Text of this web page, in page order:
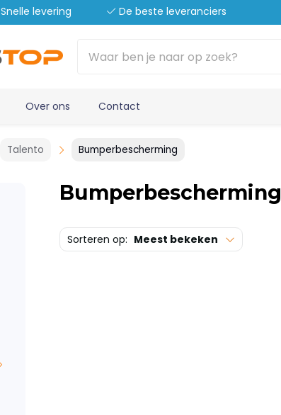
Snelle levering De beste leveranciers
Over ons Contact
Talento Bumperbescherming
Bumperbescherming
Sorteren op: Meest bekeken